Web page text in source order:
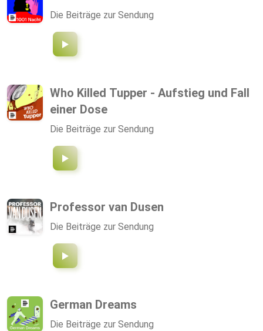
Die Beiträge zur Sendung
Who Killed Tupper - Aufstieg und Fall
einer Dose
Die Beiträge zur Sendung
Professor van Dusen
Die Beiträge zur Sendung
German Dreams
Die Beiträge zur Sendung